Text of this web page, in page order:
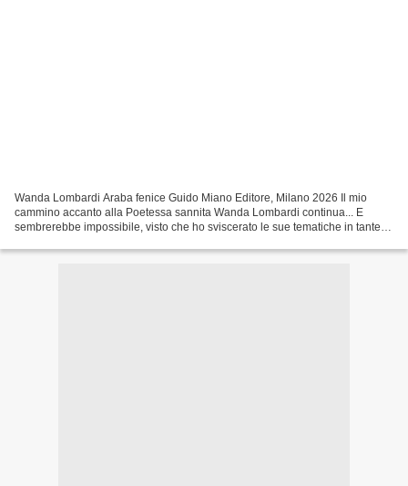
Wanda Lombardi Araba fenice Guido Miano Editore, Milano 2026 Il mio
cammino accanto alla Poetessa sannita Wanda Lombardi continua... E
sembrerebbe impossibile, visto che ho sviscerato le sue tematiche in tante